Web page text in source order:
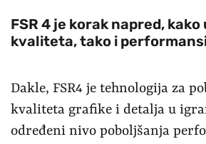
FSR 4 je korak napred, kako
kvaliteta, tako i
Dakle, FSR4 je tehnologija za
kvaliteta grafike i detalja u
određeni nivo poboljšanja